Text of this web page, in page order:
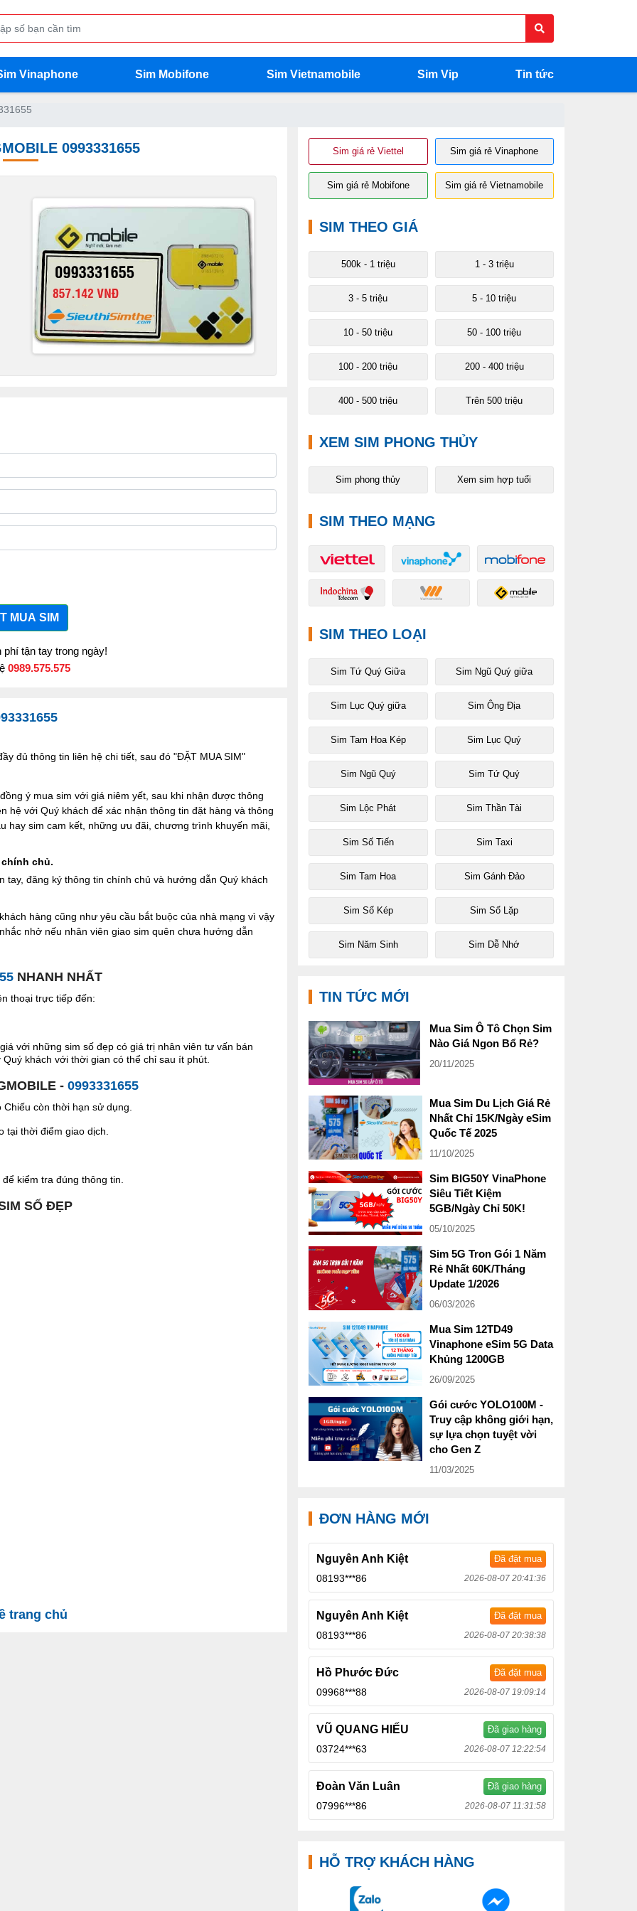
Vinaphone Sim Mobifone Sim Vietnamobile Sim Vip Tin tức
0993331655
MUA SIM
tận tay trong ngày!
0989.575.575
đủ thông tin liên hệ chi tiết, sau đó "ĐẶT MUA SIM"
ý mua sim với giá niêm yết, sau khi nhận được thông
hệ với Quý khách để xác nhận thông tin đặt hàng và thông
hay sim cam kết, những ưu đãi, chương trình khuyến mãi,
chủ.
tay, đăng ký thông tin chính chủ và hướng dẫn Quý khách
hàng cũng như yêu cầu bắt buộc của nhà mạng vì vậy
nhở nếu nhân viên giao sim quên chưa hướng dẫn
NHANH NHẤT
thoại trực tiếp đến:
với những sim số đẹp có giá trị nhân viên tư vấn bán
khách với thời gian có thể chỉ sau ít phút.
- 0993331655
còn thời hạn sử dụng.
tại thời điểm giao dịch.
kiểm tra đúng thông tin.
SỐ ĐẸP
trang chủ
Sim giá rẻ Viettel Sim giá rẻ Vinaphone
Sim giá rẻ Mobifone Sim giá rẻ Vietnamobile
SIM THEO GIÁ
500k - 1 triệu 1 - 3 triệu
3 - 5 triệu 5 - 10 triệu
10 - 50 triệu 50 - 100 triệu
100 - 200 triệu 200 - 400 triệu
400 - 500 triệu Trên 500 triệu
XEM SIM PHONG THỦY
Sim phong thủy Xem sim hợp tuổi
SIM THEO MẠNG
SIM THEO LOẠI
Sim Tứ Quý Giữa Sim Ngũ Quý giữa
Sim Lục Quý giữa Sim Ông Địa
Sim Tam Hoa Kép Sim Lục Quý
Sim Ngũ Quý Sim Tứ Quý
Sim Lộc Phát Sim Thần Tài
Sim Số Tiến Sim Taxi
Sim Tam Hoa Sim Gánh Đảo
Sim Số Kép Sim Số Lặp
Sim Năm Sinh Sim Dễ Nhớ
TIN TỨC MỚI
Mua Sim Ô Tô Chọn Sim
Nào Giá Ngon Bổ Rẻ?
20/11/2025
Mua Sim Du Lịch Giá Rẻ
Nhất Chỉ 15K/Ngày eSim
Quốc Tế 2025
11/10/2025
Sim BIG50Y VinaPhone
Siêu Tiết Kiệm
5GB/Ngày Chỉ 50K!
05/10/2025
Sim 5G Tron Gói 1 Năm
Rẻ Nhất 60K/Tháng
Update 1/2026
06/03/2026
Mua Sim 12TD49
Vinaphone eSim 5G Data
Khủng 1200GB
26/09/2025
Gói cước YOLO100M -
Truy cập không giới hạn,
sự lựa chọn tuyệt vời
cho Gen Z
11/03/2025
ĐƠN HÀNG MỚI
Nguyên Anh Kiệt Đã đặt mua
08193***86 2026-08-07 20:41:36
Nguyên Anh Kiệt Đã đặt mua
08193***86 2026-08-07 20:38:38
Hồ Phước Đức Đã đặt mua
09968***88 2026-08-07 19:09:14
VŨ QUANG HIẾU Đã giao hàng
03724***63 2026-08-07 12:22:54
Đoàn Văn Luân Đã giao hàng
07996***86 2026-08-07 11:31:58
HỖ TRỢ KHÁCH HÀNG